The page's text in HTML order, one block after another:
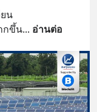
น
กขึ้น... อ่านต่อ